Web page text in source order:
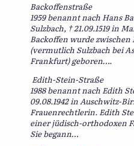
Backoffenstraße
1959 benannt nach Hans
Sulzbach, † 21.09.1519 in
Backoffen wurde zwischen
(vermutlich Sulzbach bei
Frankfurt) geboren….
Edith-Stein-Straße
1988 benannt nach Edith
09.08.1942 in Auschwitz-
Frauenrechtlerin. Edith
einer jüdisch-orthodoxen
Sie begann…